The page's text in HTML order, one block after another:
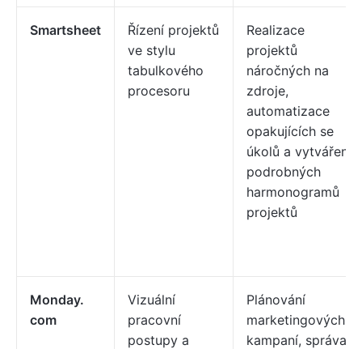
Smartsheet
Řízení projektů
ve stylu
tabulkového
procesoru
Realizace
projektů
náročných na
zdroje,
automatizace
opakujících se
úkolů a vytváření
podrobných
harmonogramů
projektů
Monday.
com
Vizuální
pracovní
postupy a
Plánování
marketingových
kampaní, správa